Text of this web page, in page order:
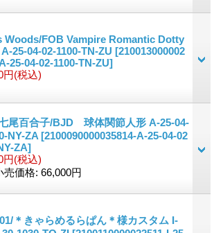
Woods/FOB Vampire Romantic Dotty
25-04-02-1100-TN-ZU [210013000002
25-04-02-1100-TN-ZU]
円(税込)
尾百合子/BJD 球体関節人形 A-25-04-
NY-ZA [2100090000035814-A-25-04-02
ZA]
円(税込)
売価格: 66,000円
＊きゃらめるらぱん＊様カスタム I-